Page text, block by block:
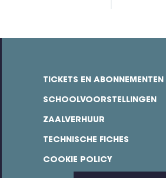
footer
TICKETS EN ABONNEMENTEN
SCHOOLVOORSTELLINGEN
ZAALVERHUUR
TECHNISCHE FICHES
COOKIE POLICY